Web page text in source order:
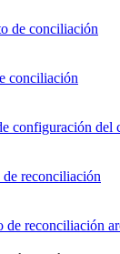
de conciliación
conciliación
configuración del
reconciliación
de reconciliación